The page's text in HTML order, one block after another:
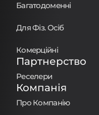
Багатодоменні
Для Фіз. Осіб
Комерційні
Партнерство
Реселери
Компанія
Про Компанію